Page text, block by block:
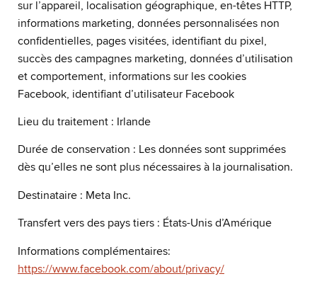
sur l’appareil, localisation géographique, en-têtes HTTP,
informations marketing, données personnalisées non
confidentielles, pages visitées, identifiant du pixel,
succès des campagnes marketing, données d’utilisation
et comportement, informations sur les cookies
Facebook, identifiant d’utilisateur Facebook
Lieu du traitement : Irlande
Durée de conservation : Les données sont supprimées
dès qu’elles ne sont plus nécessaires à la journalisation.
Destinataire : Meta Inc.
Transfert vers des pays tiers : États-Unis d’Amérique
Informations complémentaires:
https://www.facebook.com/about/privacy/